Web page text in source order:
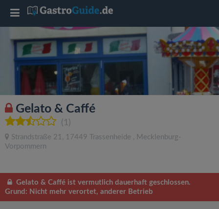
Gelato & Caffé
(1)
Strandstraße 21 , 17449 Trassenheide , Mecklenburg-
Vorpommern
Gelato & Caffé ist vermutlich dauerhaft geschlossen.
Grund: Nicht mehr verortet, anderer Betrieb
T
o
g
l
e
a